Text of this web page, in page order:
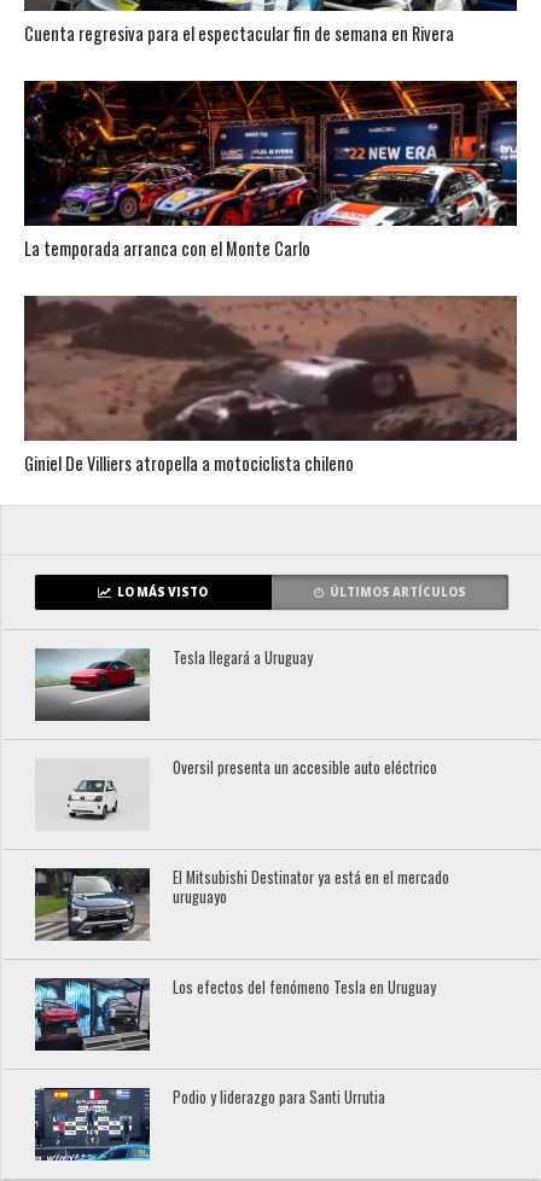
Cuenta regresiva para el espectacular fin de semana en Rivera
La temporada arranca con el Monte Carlo
Giniel De Villiers atropella a motociclista chileno
LO MÁS VISTO ÚLTIMOS ARTÍCULOS
Tesla llegará a Uruguay
Oversil presenta un accesible auto eléctrico
El Mitsubishi Destinator ya está en el mercado
uruguayo
Los efectos del fenómeno Tesla en Uruguay
Podio y liderazgo para Santi Urrutia